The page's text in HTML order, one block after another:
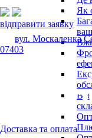
Як
відправити заявку
вул. Москаленка
07403
Доставка та оплата